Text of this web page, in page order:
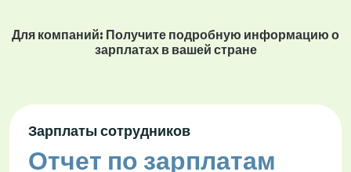
Для компаний: Получите подробную информацию о
зарплатах в вашей стране
Зарплаты сотрудников
Отчет по зарплатам